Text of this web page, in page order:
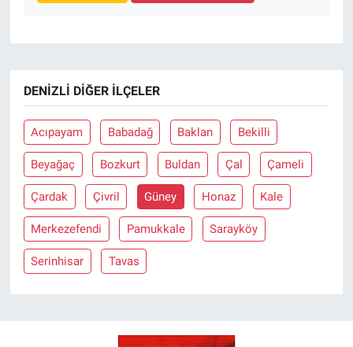
DENIZLI DIĞER İLÇELER
Acıpayam Babadağ Baklan Bekilli
Beyağaç Bozkurt Buldan Çal Çameli
Çardak Çivril Güney Honaz Kale
Merkezefendi Pamukkale Sarayköy
Serinhisar Tavas